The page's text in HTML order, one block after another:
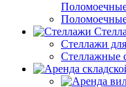
Стеллажи
Стеллажные